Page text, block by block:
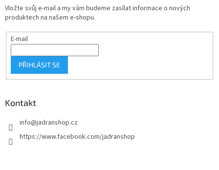
Vložte svůj e-mail a my vám budeme zasílat informace o nových
produktech na našem e-shopu.
E-mail
PŘIHLÁSIT SE
Kontakt
info@jadranshop.cz
https://www.facebook.com/jadranshop